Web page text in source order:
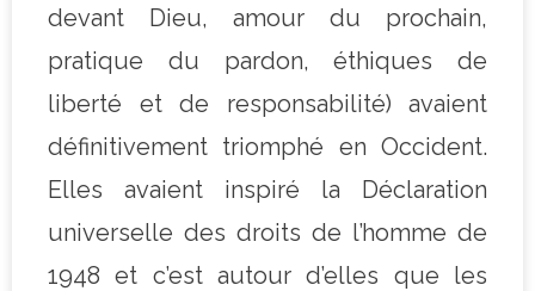
devant Dieu, amour du prochain,
pratique du pardon, éthiques de
liberté et de responsabilité) avaient
définitivement triomphé en Occident.
Elles avaient inspiré la Déclaration
universelle des droits de l’homme de
1948 et c’est autour d’elles que les